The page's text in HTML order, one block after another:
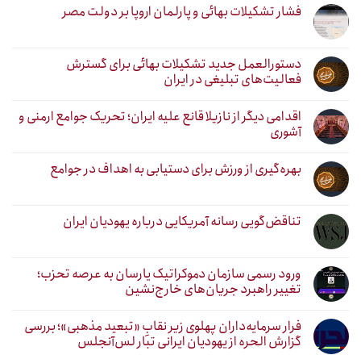
فشار تشکیلات بهائی و پارلمان اروپا بر دولت مصر
دستورالعمل جدید تشکیلات بهائی برای گسترش
فعالیت‌های تبلیغی در ایران
اقدامی دیگر از نازیلا قانع علیه ایران؛ تحریک جوامع ارمنی و
آشوری
بهره‌گیری از ورزش برای دستیابی به اهداف در جوامع
تناقض‌گویی رسانه آمریکایی درباره یهودیان ایران
ورود رسمی سازمان دموکراتیک یارسان به عرصه تحزب؛
تغییر راهبرد جریان‌های خارج‌نشین
فرار سرمایه‌داران پهلوی زیر نقابِ «تبعید مذهبی»؛ بررسی
گزارش الحره از یهودیان ایرانی تبار لس‌آنجلس